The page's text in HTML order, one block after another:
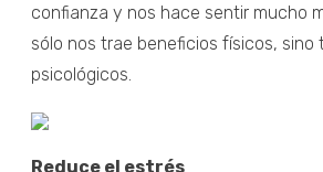
confianza y nos hace sentir mucho
sólo nos trae beneficios físicos, sino
psicológicos.
Reduce el estrés